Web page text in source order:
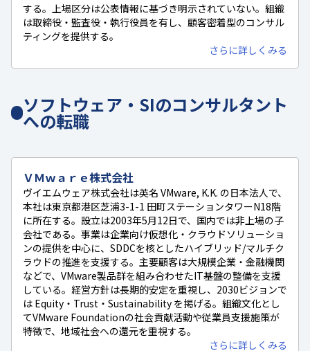
する。上場区分は公表情報に基づき明示されていない。組織
は取締役・監査役・執行役員を有し、顧客密着型のコンサル
ティングを提供する。
さらに詳しくみる
ソフトウェア・SIのコンサルタント
への転職
ＶＭｗａｒｅ株式会社
ヴイエムウェア株式会社は英名 VMware, K.K. の日本法人で、
本社は東京都港区芝浦3-1-1 田町ステーションタワーN18階
に所在する。設立は2003年5月12日で、国内では非上場の子
会社である。事業は企業向け仮想化・クラウドソリューショ
ンの提供を中心に、SDDCを核としたハイブリッド/マルチク
ラウドの推進を支援する。主要顧客は大規模企業・金融機関
などで、VMware製品群を組み合わせたIT基盤の整備を支援
している。経営方針は長期的安定を重視し、2030ビジョンで
は Equity・Trust・Sustainability を掲げる。組織文化とし
てVMware Foundationの社会貢献活動や従業員支援施策が
特徴で、地域社会への還元を重視する。
さらに詳しくみる